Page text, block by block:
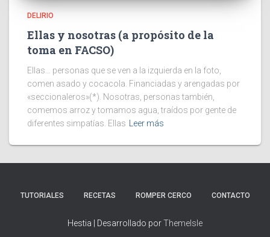
DELIRIO
Ellas y nosotras (a propósito de la
toma en FACSO)
Ellas… personas que se ven a la izquierda en la foto,
comen asado y cocacola. Financiadas y arengadas por
«seccionaleros»(*). Nosotras, personas también,
comemos arroz y tomamos agua, traídos por gente de
diferentes simpatías. Ellas
Leer más
TUTORIALES RECETAS ROMPER CERCO CONTACTO
Hestia | Desarrollado porThemeIsle